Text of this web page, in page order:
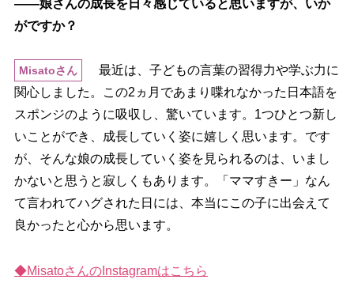
――娘さんの成長を日々感じていると思いますが、いか
がですか？
Misatoさん
最近は、子どもの言葉の習得力や学ぶ力に
関心しました。この2ヵ月であまり喋れなかった日本語を
スポンジのように吸収し、驚いています。1つひとつ新し
いことができ、成長していく姿に嬉しく思います。です
が、そんな娘の成長していく姿を見られるのは、いまし
かないと思うと寂しくもあります。「ママすきー」なん
て言われてハグされた日には、本当にこの子に出会えて
良かったと心から思います。
◆MisatoさんのInstagramはこちら